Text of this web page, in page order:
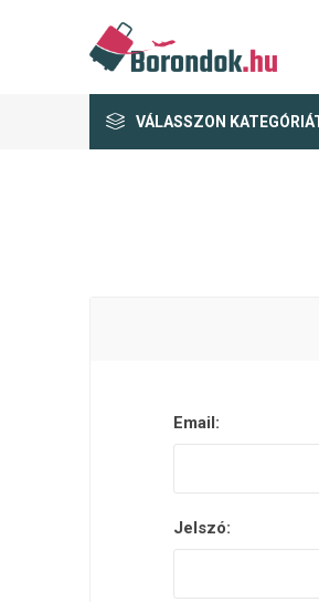
VÁLASSZON
Email:
Jelszó: